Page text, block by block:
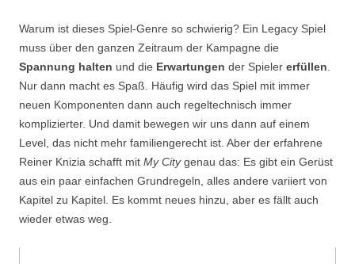
Warum ist dieses Spiel-Genre so schwierig? Ein Legacy Spiel
muss über den ganzen Zeitraum der Kampagne die
Spannung halten und die Erwartungen der Spieler erfüllen.
Nur dann macht es Spaß. Häufig wird das Spiel mit immer
neuen Komponenten dann auch regeltechnisch immer
komplizierter. Und damit bewegen wir uns dann auf einem
Level, das nicht mehr familiengerecht ist. Aber der erfahrene
Reiner Knizia schafft mit My Citygenau das: Es gibt ein Gerüst
aus ein paar einfachen Grundregeln, alles andere variiert von
Kapitel zu Kapitel. Es kommt neues hinzu, aber es fällt auch
wieder etwas weg.